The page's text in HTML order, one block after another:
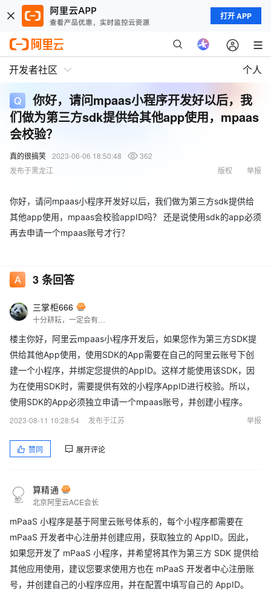
打开 APP
开发者社区 个人
你好，请问mpaas小程序开发好以后，我
们做为第三方sdk提供给其他app使用，mpaas
会校验？
真的很搞笑 2023-06-06 18:50:48
362
发布于黑龙江
举报
版权
你好，请问mpaas小程序开发好以后，我们做为第三方sdk提供给
其他app使用，mpaas会校验appID吗？ 还是说使用sdk的app必须
再去申请一个mpaas账号才行？
3条回答
三掌柜666
楼主你好，阿里云mpaas小程序开发后，如果您作为第三方SDK提
供给其他App使用，使用SDK的App需要在自己的阿里云账号下创
建一个小程序，并绑定您提供的AppID。这样才能使用该SDK，因
为在使用SDK时，需要提供有效的小程序AppID进行校验。所以，
使用SDK的App必须独立申请一个mpaas账号，并创建小程序。
2023-08-11 10:28:54
发布于江苏 举报
赞同 展开评论
算精通
北京阿里云ACE会长
mPaaS 小程序是基于阿里云账号体系的，每个小程序都需要在
mPaaS 开发者中心注册并创建应用，获取独立的 AppID。因此，
如果您开发了 mPaaS 小程序，并希望将其作为第三方 SDK 提供给
其他应用使用，建议您要求使用方也在 mPaaS 开发者中心注册账
号，并创建自己的小程序应用，并在配置中填写自己的 AppID。